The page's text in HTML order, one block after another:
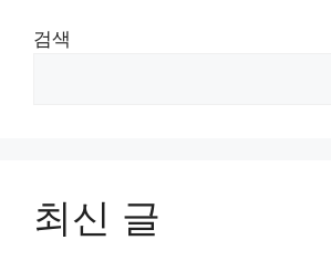
검색
최신 글